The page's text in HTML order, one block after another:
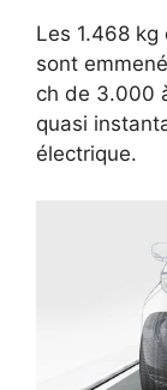
Les 1.468
sont
ch de 3.000
quasi
électrique.